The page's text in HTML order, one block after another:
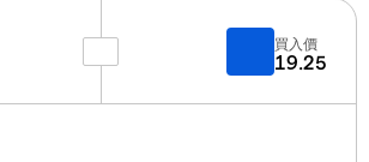
買入價
19.25